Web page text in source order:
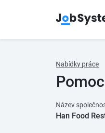
Nabídky práce
Název
Han Food